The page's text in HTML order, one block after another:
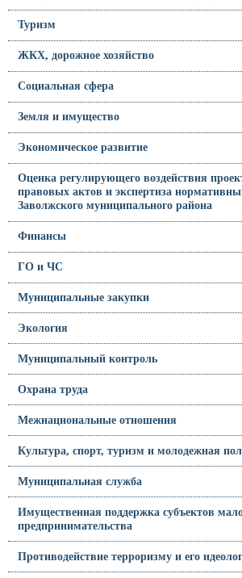
Туризм
ЖКХ, дорожное хозяйство
Социальная сфера
Земля и имущество
Экономическое развитие
Оценка регулирующего воздействия
правовых актов и экспертиза
Заволжского муниципального района
Финансы
ГО и ЧС
Муниципальные закупки
Экология
Муниципальный контроль
Охрана труда
Межнациональные отношения
Культура, спорт, туризм и молодежная
Муниципальная служба
Имущественная поддержка субъектов
предпринимательства
Противодействие терроризму и его